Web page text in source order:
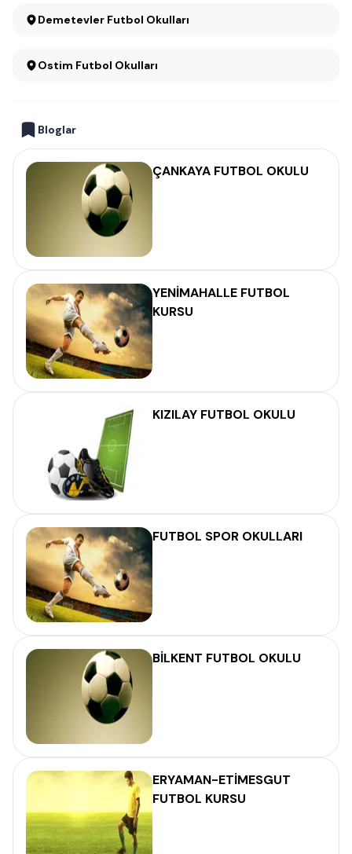
Demetevler Futbol Okulları
Ostim Futbol Okulları
Bloglar
ÇANKAYA FUTBOL OKULU
YENİMAHALLE FUTBOL
KURSU
KIZILAY FUTBOL OKULU
FUTBOL SPOR OKULLARI
BİLKENT FUTBOL OKULU
ERYAMAN-ETİMESGUT
FUTBOL KURSU